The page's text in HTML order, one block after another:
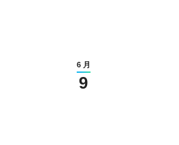
6 月
9